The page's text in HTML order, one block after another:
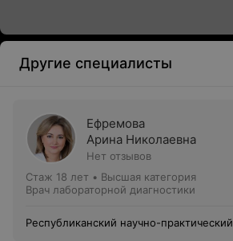
Другие специалисты
Ефремова
Арина Николаевна
Нет отзывов
Стаж 18 лет • Высшая категория
Врач лабораторной диагностики
Республиканский научно-практический